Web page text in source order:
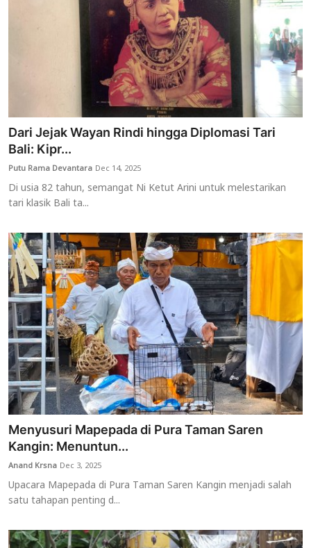
Dari Jejak Wayan Rindi hingga Diplomasi Tari
Bali: Kipr...
Putu Rama Devantara Dec 14, 2025
Di usia 82 tahun, semangat Ni Ketut Arini untuk melestarikan
tari klasik Bali ta...
Menyusuri Mapepada di Pura Taman Saren
Kangin: Menuntun...
Anand Krsna Dec 3, 2025
Upacara Mapepada di Pura Taman Saren Kangin menjadi salah
satu tahapan penting d...